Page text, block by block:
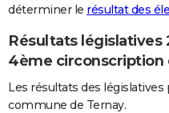
déterminer le résultat des
Résultats législatives
4ème circonscription
Les résultats des
commune de Ternay.